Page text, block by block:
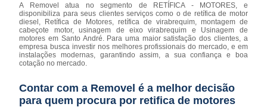
A Removel atua no segmento de RETÍFICA - MOTORES, e
disponibiliza para seus clientes serviços como o de retífica de motor
diesel, Retífica de Motores, retífica de virabrequim, montagem de
cabeçote motor, usinagem de eixo virabrequim e Usinagem de
motores em Santo André. Para uma maior satisfação dos clientes, a
empresa busca investir nos melhores profissionais do mercado, e em
instalações modernas, garantindo assim, a sua confiança e boa
cotação no mercado.
Contar com a Removel é a melhor decisão
para quem procura por retifica de motores